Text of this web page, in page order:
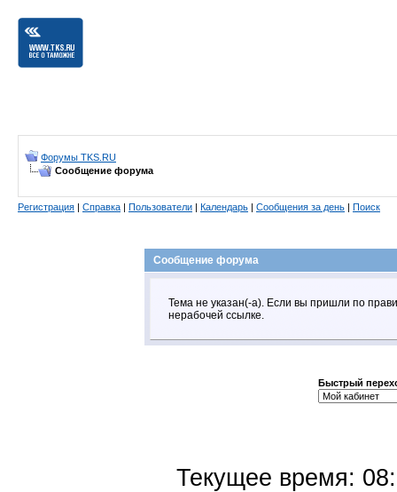
Форумы TKS.RU
Сообщение форума
Регистрация | Справка | Пользователи | Календарь | Сообщения за день | Поиск
Сообщение форума
Тема не указан(-а). Если вы пришли по
нерабочей ссылке.
Быстрый
Текущее время: